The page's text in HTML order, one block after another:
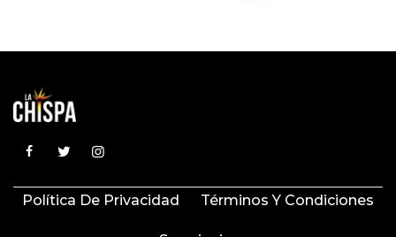
Política De Privacidad Términos Y Condiciones